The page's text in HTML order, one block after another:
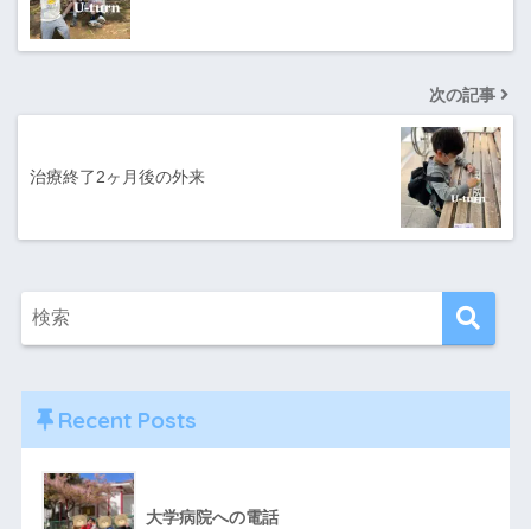
次の記事
治療終了2ヶ月後の外来
Recent Posts
大学病院への電話